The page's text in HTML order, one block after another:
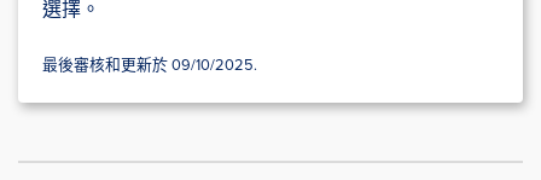
選擇。
最後審核和更新於 09/10/2025.